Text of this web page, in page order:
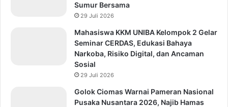
Sumur Bersama
29 Juli 2026
Mahasiswa KKM UNIBA Kelompok 2 Gelar
Seminar CERDAS, Edukasi Bahaya
Narkoba, Risiko Digital, dan Ancaman
Sosial
29 Juli 2026
Golok Ciomas Warnai Pameran Nasional
Pusaka Nusantara 2026, Najib Hamas